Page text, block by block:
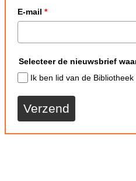
E-mail *
Selecteer de nieuwsbrief
Ik ben lid van de
Verzend